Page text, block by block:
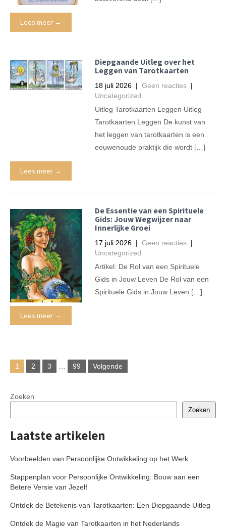
Lees meer →
Diepgaande Uitleg over het
Leggen van Tarotkaarten
18 juli 2026 | Geen reacties |
Uncategorized
Uitleg Tarotkaarten Leggen Uitleg
Tarotkaarten Leggen De kunst van
het leggen van tarotkaarten is een
eeuwenoude praktijk die wordt […]
Lees meer →
De Essentie van een Spirituele
Gids: Jouw Wegwijzer naar
Innerlijke Groei
17 juli 2026 | Geen reacties |
Uncategorized
Artikel: De Rol van een Spirituele
Gids in Jouw Leven De Rol van een
Spirituele Gids in Jouw Leven […]
Lees meer →
Berichtnavigatie
1 2 3 99 Volgende
Zoeken
Zoeken
Laatste artikelen
Voorbeelden van Persoonlijke Ontwikkeling op het Werk
Stappenplan voor Persoonlijke Ontwikkeling: Bouw aan een
Betere Versie van Jezelf
Ontdek de Betekenis van Tarotkaarten: Een Diepgaande Uitleg
Ontdek de Magie van Tarotkaarten in het Nederlands